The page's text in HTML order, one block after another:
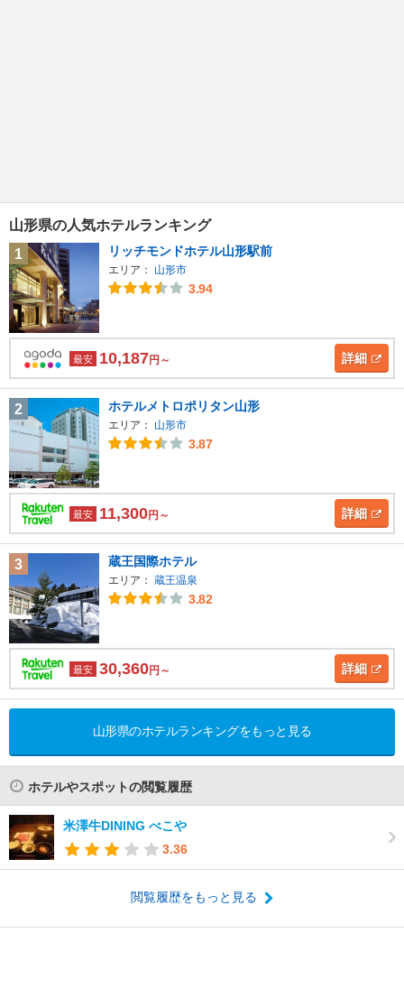
山形県の人気ホテルランキング
1
リッチモンドホテル山形駅前
エリア： 山形市
3.94
最安 10,187円～ 詳細
2 ホテルメトロポリタン山形
エリア： 山形市
3.87
最安 11,300円～ 詳細
3 蔵王国際ホテル
エリア： 蔵王温泉
3.82
最安 30,360円～ 詳細
山形県のホテルランキングをもっと見る
ホテルやスポットの閲覧履歴
米澤牛DINING べこや
3.36
閲覧履歴をもっと見る